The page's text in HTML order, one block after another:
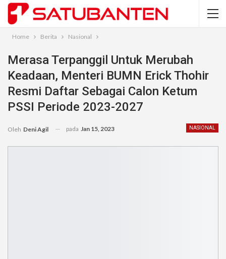
Home Berita Nasional
Merasa Terpanggil Untuk Merubah
Keadaan, Menteri BUMN Erick Thohir
Resmi Daftar Sebagai Calon Ketum
PSSI Periode 2023-2027
NASIONAL
Oleh Deni Agil pada Jan 15, 2023